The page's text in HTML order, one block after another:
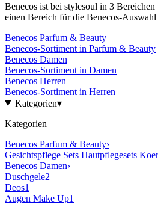
Benecos ist bei stylesoul in 3 Bereichen
einen Bereich für die Benecos-Auswahl
Benecos Parfum & Beauty
Benecos-Sortiment in Parfum & Beauty
Benecos Damen
Benecos-Sortiment in Damen
Benecos Herren
Benecos-Sortiment in Herren
Kategorien▾
Kategorien
Benecos Parfum & Beauty›
Gesichtspflege Sets Hautpflegesets
Benecos Damen›
Duschgele2
Deos1
Augen Make Up1